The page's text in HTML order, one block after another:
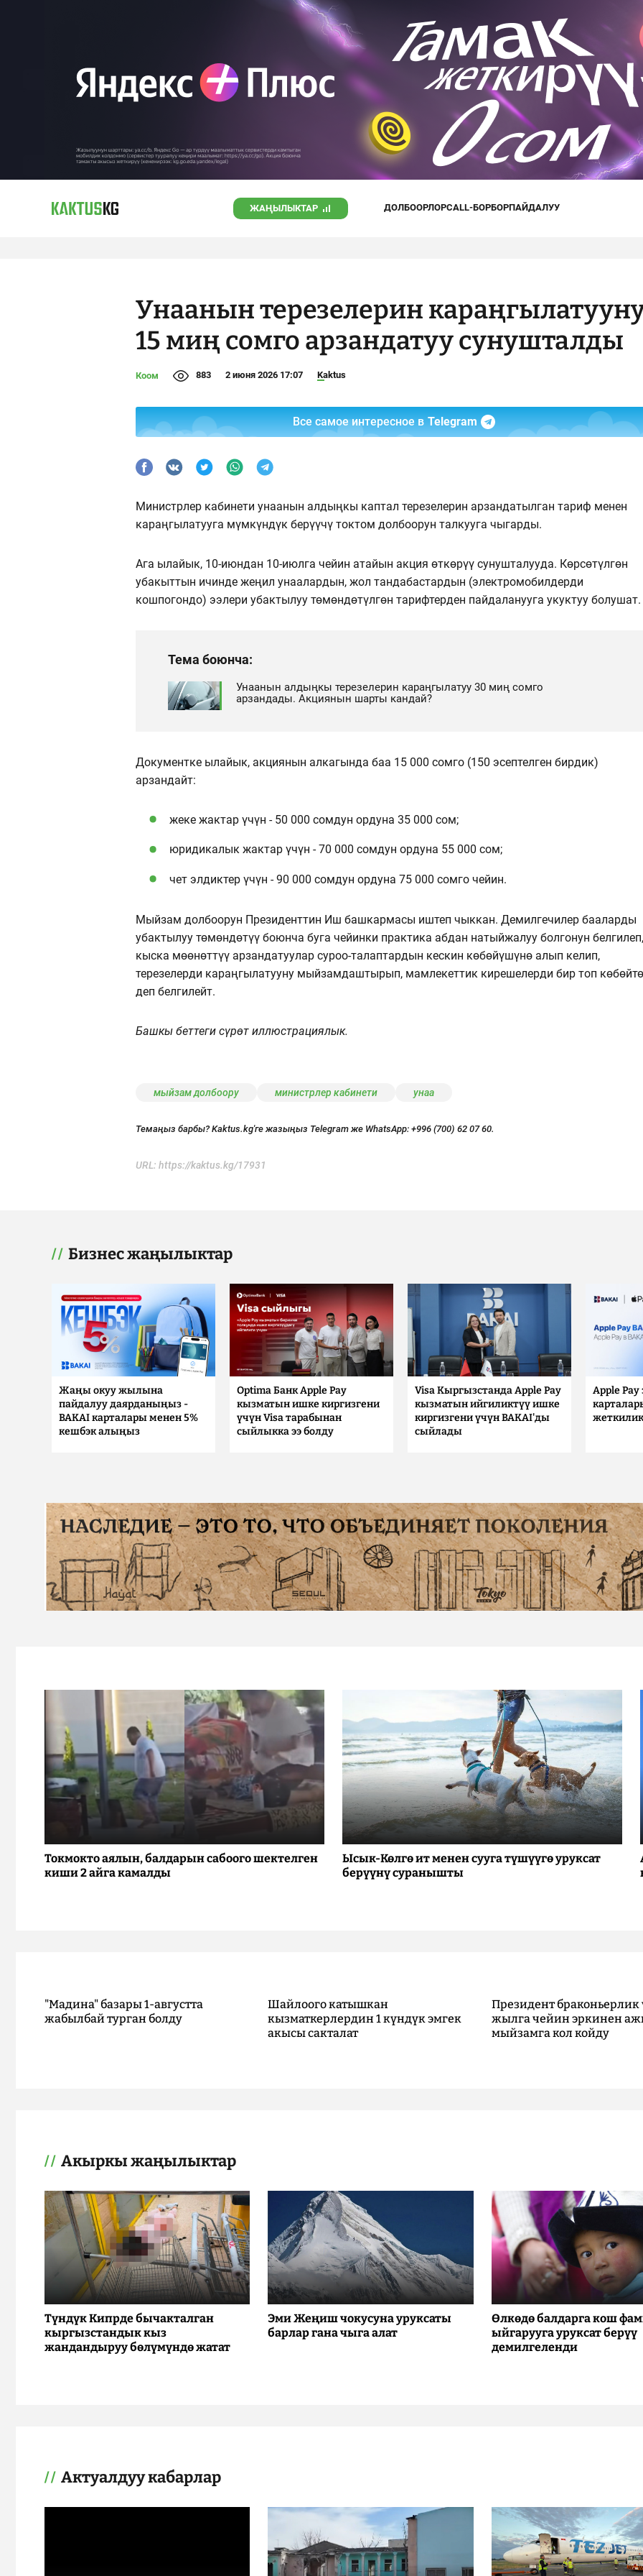
ЖАҢЫЛЫКТАР ДОЛБООРЛОРCALL-БОРБОРПАЙДАЛУУ
Унаанын терезелерин
15 миң сомго арзандатуу сунушталды
Коом 883 2 июня 2026 17:07 Kaktus
Все самое интересное в Telegram
Министрлер кабинети унаанын алдыңкы каптал терезелерин арзандатылган тариф менен
караңгылатууга мүмкүндүк берүүчү токтом долбоорун талкууга чыгарды.
Ага ылайык, 10-июндан 10-июлга чейин атайын акция өткөрүү сунушталууда. Көрсөтүлгөн
убакыттын ичинде жеңил унаалардын, жол тандабастардын (электромобилдерди
кошпогондо) ээлери убактылуу төмөндөтүлгөн тарифтерден пайдаланууга укуктуу болушат.
Тема боюнча:
Унаанын алдыңкы терезелерин караңгылатуу 30 миң сомго
арзандады. Акциянын шарты кандай?
Документке ылайык, акциянын алкагында баа 15 000 сомго (150 эсептелген бирдик)
арзандайт:
жеке жактар үчүн - 50 000 сомдун ордуна 35 000 сом;
юридикалык жактар ​​үчүн - 70 000 сомдун ордуна 55 000 сом;
чет элдиктер үчүн - 90 000 сомдун ордуна 75 000 сомго чейин.
Мыйзам долбоорун Президенттин Иш башкармасы иштеп чыккан. Демилгечилер бааларды
убактылуу төмөндөтүү боюнча буга чейинки практика абдан натыйжалуу болгонун белгилеп,
кыска мөөнөттүү арзандатуулар суроо-талаптардын кескин көбөйүшүнө алып келип,
терезелерди караңгылатууну мыйзамдаштырып, мамлекеттик кирешелерди бир топ
деп белгилейт.
Башкы беттеги сүрөт иллюстрациялык.
мыйзам долбоору министрлер кабинети унаа
Темаңыз барбы? Kaktus.kg'ге жазыңыз Telegram же WhatsApp: +996 (700) 62 07 60.
URL: https://kaktus.kg/17931
Бизнес жаңылыктар
Жаңы окуу жылына
пайдалуу даярданыңыз -
BAKAI карталары менен 5%
кешбэк алыңыз
Optima Банк Apple Pay
кызматын ишке киргизгени
үчүн Visa тарабынан
сыйлыкка ээ болду
Visa Кыргызстанда Apple Pay
кызматын ийгиликтүү ишке
киргизгени үчүн BAKAI'ды
сыйлады
Apple
Токмокто аялын, балдарын сабоого шектелген
киши 2 айга камалды
Ысык-Көлгө ит менен сууга түшүүгө уруксат
берүүнү суранышты
"Мадина" базары 1-августта
жабылбай турган болду
Шайлоого катышкан
кызматкерлердин 1 күндүк эмгек
акысы сакталат
Президент браконьерлик
жылга чейин эркинен
мыйзамга кол койду
Акыркы жаңылыктар
Түндүк Кипрде бычакталган
кыргызстандык кыз
жандандыруу бөлүмүндө жатат
Эми Жеңиш чокусуна уруксаты
барлар гана чыга алат
Өлкөдө балдарга кош
ыйгарууга уруксат берүү
демилгеленди
Актуалдуу кабарлар